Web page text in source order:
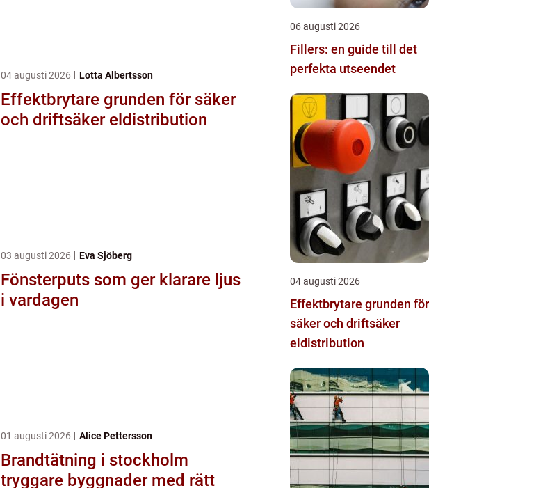
04 augusti 2026 Lotta Albertsson
Effektbrytare grunden för säker
och driftsäker eldistribution
03 augusti 2026 Eva Sjöberg
Fönsterputs som ger klarare ljus
i vardagen
01 augusti 2026 Alice Pettersson
Brandtätning i stockholm
tryggare byggnader med rätt
06 augusti 2026
Fillers: en guide till det
perfekta utseendet
04 augusti 2026
Effektbrytare grunden för
säker och driftsäker
eldistribution